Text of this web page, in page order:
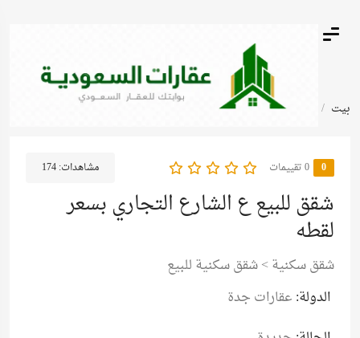
بيت أعلانات مبوبة شقق للبيع ع الشارع التجاري بسعر لقطه
0 ‫0 تقييمات مشاهدات:174
شقق للبيع ع الشارع التجاري بسعر
لقطه
شقق سكنية>شقق سكنية للبيع
الدولة: عقارات جدة